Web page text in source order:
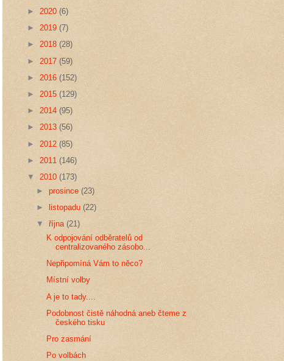
► 2020 (6)
► 2019 (7)
► 2018 (28)
► 2017 (59)
► 2016 (152)
► 2015 (129)
► 2014 (95)
► 2013 (56)
► 2012 (85)
► 2011 (146)
▼ 2010 (173)
►prosince (23)
►
listopadu(22)
▼října(21)
K odpojování odběratelů od
centralizovaného zásobo...
Nepřipomíná Vám to něco?
Místní volby
A je to tady....
Podobnost čistě náhodná aneb čteme z
českého tisku
Pro zasmání
Po volbách